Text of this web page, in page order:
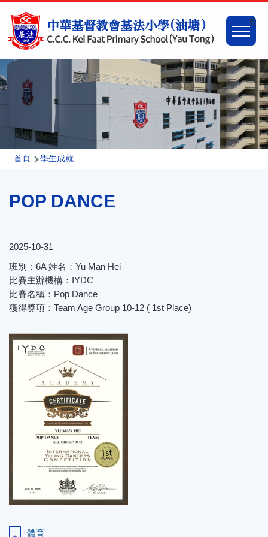
Main
導
連
首頁 學生成就
POP DANCE
2025-10-31
班別：6A 姓名：Yu Man Hei
比賽主辦機構：IYDC
比賽名稱：Pop Dance
獲得獎項：Team Age Group 10-12 ( 1st Place)
體育